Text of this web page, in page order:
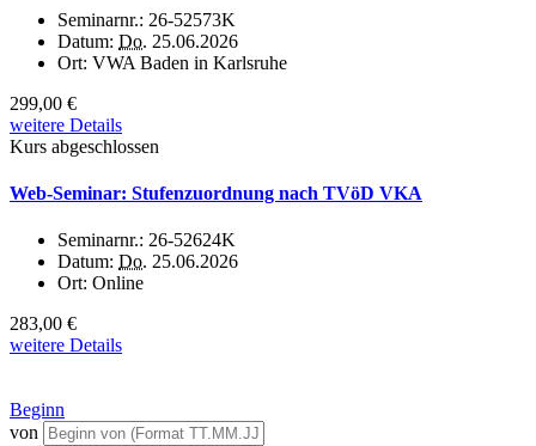
Seminarnr.: 26-52573K
Datum: Do. 25.06.2026
Ort: VWA Baden in Karlsruhe
299,00 €
weitere Details
Kurs abgeschlossen
Web-Seminar: Stufenzuordnung nach TVöD VKA
Seminarnr.: 26-52624K
Datum: Do. 25.06.2026
Ort: Online
283,00 €
weitere Details
Beginn
von